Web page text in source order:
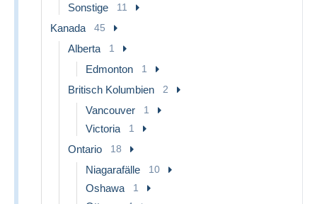
Sonstige 11
Kanada 45
Alberta 1
Edmonton 1
Britisch Kolumbien 2
Vancouver 1
Victoria 1
Ontario 18
Niagarafälle 10
Oshawa 1